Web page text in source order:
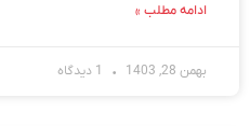
ادامه مطلب »
بهمن 28, 1403